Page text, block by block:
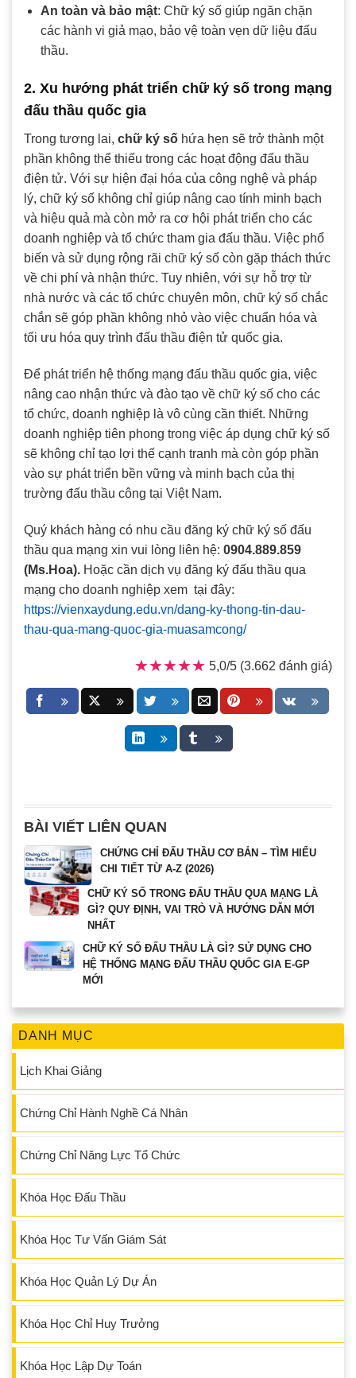
DANH MỤC
Lịch Khai Giảng
Chứng Chỉ Hành Nghề Cá Nhân
Chứng Chỉ Năng Lực Tổ Chức
Khóa Học Đấu Thầu
Khóa Học Tư Vấn Giám Sát
Khóa Học Quản Lý Dự Án
Khóa Học Chỉ Huy Trưởng
Khóa Học Lập Dự Toán
An toàn và bảo mật: Chữ ký số giúp ngăn chặn
các hành vi giả mạo, bảo vệ toàn vẹn dữ liệu đấu
thầu.
2. Xu hướng phát triển chữ ký số trong mạng
đấu thầu quốc gia
Trong tương lai, chữ ký số hứa hẹn sẽ trở thành một
phần không thể thiếu trong các hoạt động đấu thầu
điện tử. Với sự hiện đại hóa của công nghệ và pháp
lý, chữ ký số không chỉ giúp nâng cao tính minh bạch
và hiệu quả mà còn mở ra cơ hội phát triển cho các
doanh nghiệp và tổ chức tham gia đấu thầu. Việc phổ
biến và sử dụng rộng rãi chữ ký số còn gặp thách thức
về chi phí và nhận thức. Tuy nhiên, với sự hỗ trợ từ
nhà nước và các tổ chức chuyên môn, chữ ký số chắc
chắn sẽ góp phần không nhỏ vào việc chuẩn hóa và
tối ưu hóa quy trình đấu thầu điện tử quốc gia.
Để phát triển hệ thống mạng đấu thầu quốc gia, việc
nâng cao nhận thức và đào tạo về chữ ký số cho các
tổ chức, doanh nghiệp là vô cùng cần thiết. Những
doanh nghiệp tiên phong trong việc áp dụng chữ ký số
sẽ không chỉ tạo lợi thế cạnh tranh mà còn góp phần
vào sự phát triển bền vững và minh bạch của thị
trường đấu thầu công tại Việt Nam.
Quý khách hàng có nhu cầu đăng ký chữ ký số đấu
thầu qua mạng xin vui lòng liên hệ: 0904.889.859
(Ms.Hoa). Hoặc cần dịch vụ đăng ký đấu thầu qua
mạng cho doanh nghiệp xem tại đây:
https://vienxaydung.edu.vn/dang-ky-thong-tin-dau-
thau-qua-mang-quoc-gia-muasamcong/
★★★★★
★★★★★ 5,0/5 (3.662 đánh giá)
BÀI VIẾT LIÊN QUAN
CHỨNG CHỈ ĐẤU THẦU CƠ BẢN – TÌM HIỂU
CHI TIẾT TỪ A-Z (2026)
CHỮ KÝ SỐ TRONG ĐẤU THẦU QUA MẠNG LÀ
GÌ? QUY ĐỊNH, VAI TRÒ VÀ HƯỚNG DẪN MỚI
NHẤT
CHỮ KÝ SỐ ĐẤU THẦU LÀ GÌ? SỬ DỤNG CHO
HỆ THỐNG MẠNG ĐẤU THẦU QUỐC GIA E-GP
MỚI